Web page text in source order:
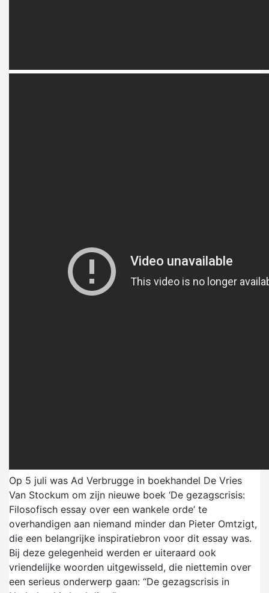
Op 5 juli was Ad Verbrugge in boekhandel De Vries
Van Stockum om zijn nieuwe boek ‘De gezagscrisis:
Filosofisch essay over een wankele orde’ te
overhandigen aan niemand minder dan Pieter Omtzigt,
die een belangrijke inspiratiebron voor dit essay was.
Bij deze gelegenheid werden er uiteraard ook
vriendelijke woorden uitgewisseld, die niettemin over
een serieus onderwerp gaan: “De gezagscrisis in